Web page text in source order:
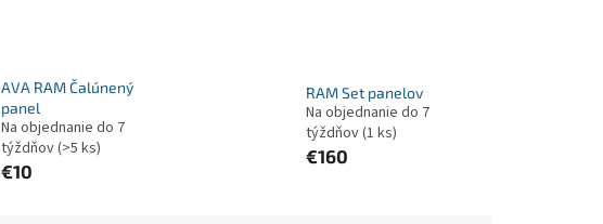
AVA RAM Čalúnený
panel
Na objednanie do 7
týždňov(>5 ks)
€10
RAM Set panelov
Na objednanie do 7
týždňov(1 ks)
€160